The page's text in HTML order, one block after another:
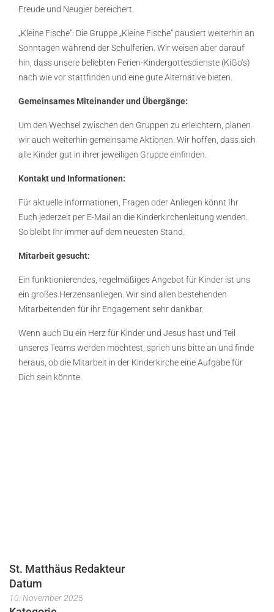
Freude und Neugier bereichert.
„Kleine Fische“: Die Gruppe „Kleine Fische“ pausiert weiterhin an
Sonntagen während der Schulferien. Wir weisen aber darauf
hin, dass unsere beliebten Ferien-Kindergottesdienste (KiGo‘s)
nach wie vor stattfinden und eine gute Alternative bieten.
Gemeinsames Miteinander und Übergänge:
Um den Wechsel zwischen den Gruppen zu erleichtern, planen
wir auch weiterhin gemeinsame Aktionen. Wir hoffen, dass sich
alle Kinder gut in ihrer jeweiligen Gruppe einfinden.
Kontakt und Informationen:
Für aktuelle Informationen, Fragen oder Anliegen könnt Ihr
Euch jederzeit per E-Mail an die Kinderkirchenleitung wenden.
So bleibt Ihr immer auf dem neuesten Stand.
Mitarbeit gesucht:
Ein funktionierendes, regelmäßiges Angebot für Kinder ist uns
ein großes Herzensanliegen. Wir sind allen bestehenden
Mitarbeitenden für ihr Engagement sehr dankbar.
Wenn auch Du ein Herz für Kinder und Jesus hast und Teil
unseres Teams werden möchtest, sprich uns bitte an und finde
heraus, ob die Mitarbeit in der Kinderkirche eine Aufgabe für
Dich sein könnte.
St. Matthäus Redakteur
Datum
10. November 2025